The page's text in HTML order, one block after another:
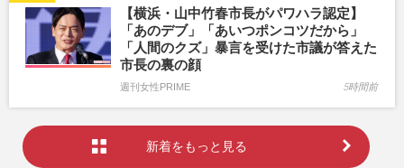
【横浜・山中竹春市長がパワハラ認定】
「あのデブ」「あいつポンコツだから」
「人間のクズ」暴言を受けた市議が答えた
市長の裏の顔
週刊女性PRIME 5時間前
新着をもっと見る